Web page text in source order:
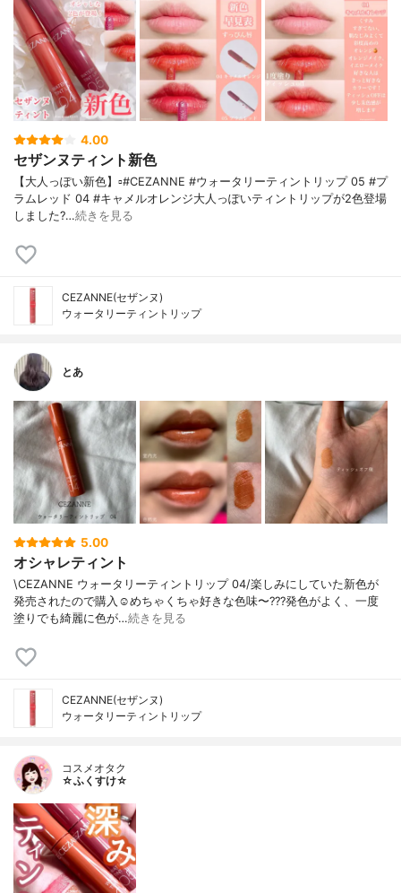
4.00
セザンヌティント新色
【大人っぽい新色】▫️#CEZANNE #ウォータリーティントリップ 05 #プ
ラムレッド 04 #キャメルオレンジ大人っぽいティントリップが2色登場
しました?…続きを見る
CEZANNE(セザンヌ)
ウォータリーティントリップ
とあ
5.00
オシャレティント
\CEZANNE ウォータリーティントリップ 04/楽しみにしていた新色が
発売されたので購入☺️めちゃくちゃ好きな色味〜???発色がよく、一度
塗りでも綺麗に色が…続きを見る
CEZANNE(セザンヌ)
ウォータリーティントリップ
コスメオタク
☆ふくすけ☆